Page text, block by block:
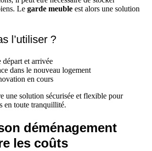
Le garde meuble est alors une solution
l’utiliser ?
départ et arrivée
dans le nouveau logement
en cours
une solution sécurisée et flexible pour
en toute tranquillité.
déménagement
les coûts